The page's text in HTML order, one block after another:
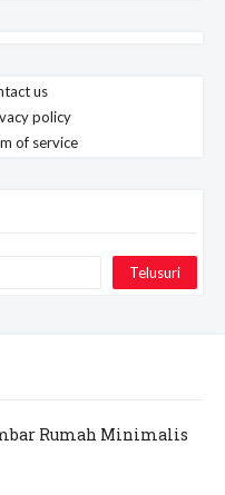
us
policy
of service
Rumah Minimalis